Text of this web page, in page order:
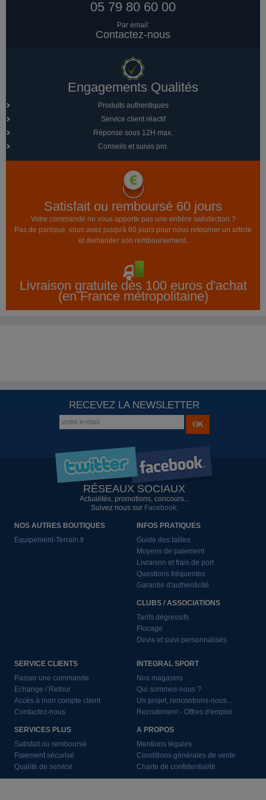
05 79 80 60 00
Par email:
Contactez-nous
Engagements Qualités
Produits authentiques
Service client réactif
Réponse sous 12H max.
Conseils et suivis pro.
Satisfait ou remboursé 60 jours
Votre commande ne vous apporte pas une entière satisfaction ?
Pas de panique, vous avez jusqu'à 60 jours pour nous retourner un article
et demander son remboursement.
Livraison gratuite dès 100 euros d'achat
(en France métropolitaine)
RECEVEZ LA NEWSLETTER
RÉSEAUX SOCIAUX
Actualités, promotions, concours...
Suivez nous sur Facebook.
NOS AUTRES BOUTIQUES
Equipement-Terrain.fr
INFOS PRATIQUES
Guide des tailles
Moyens de paiement
Livraison et frais de port
Questions fréquentes
Garantie d'authenticité
CLUBS / ASSOCIATIONS
Tarifs dégressifs
Flocage
Devis et suivi personnalisés
SERVICE CLIENTS
Passer une commande
Echange / Retour
Accès à mon compte client
Contactez-nous
SERVICES PLUS
Satisfait ou remboursé
Paiement sécurisé
Qualité de service
INTEGRAL SPORT
Nos magasins
Qui sommes-nous ?
Un projet, rencontrons-nous...
Recrutement - Offres d'emploi
A PROPOS
Mentions légales
Conditions générales de vente
Charte de confidentialité